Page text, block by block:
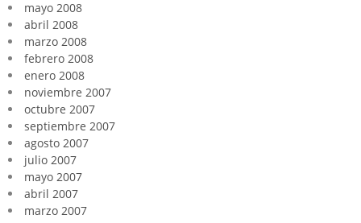
mayo 2008
abril 2008
marzo 2008
febrero 2008
enero 2008
noviembre 2007
octubre 2007
septiembre 2007
agosto 2007
julio 2007
mayo 2007
abril 2007
marzo 2007